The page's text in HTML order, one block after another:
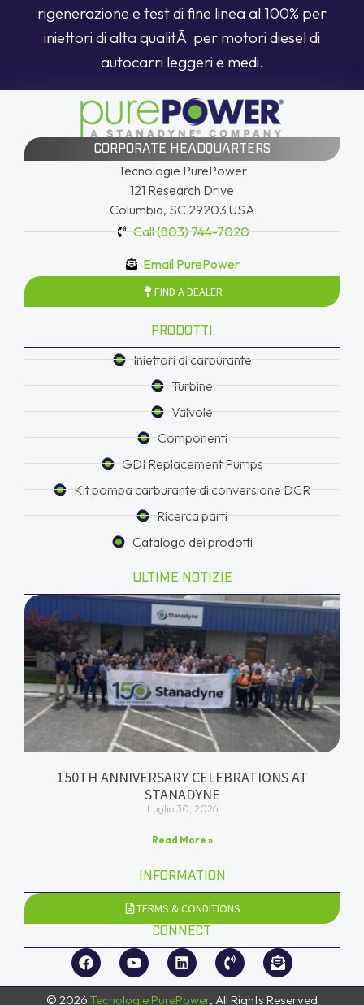
rigenerazione e test di fine linea al 100% per
iniettori di alta qualitÃ per motori diesel di
autocarri leggeri e medi.
CORPORATE HEADQUARTERS
Tecnologie PurePower
121 Research Drive
Columbia, SC 29203 USA
Call (803) 744-7020
Email PurePower
FIND A DEALER
PRODOTTI
Iniettori di carburante
Turbine
Valvole
Componenti
GDI Replacement Pumps
Kit pompa carburante di conversione DCR
Ricerca parti
Catalogo dei prodotti
ULTIME NOTIZIE
150TH ANNIVERSARY CELEBRATIONS AT
STANADYNE
Luglio 30, 2026
Read More »
INFORMATION
TERMS & CONDITIONS
CONNECT
© 2026 Tecnologie PurePower, All Rights Reserved